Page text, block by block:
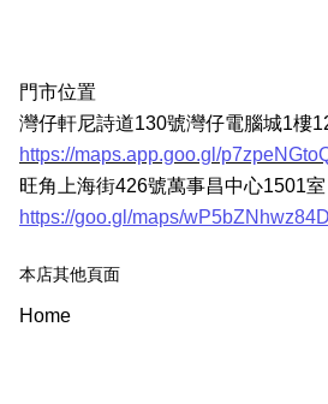
門市位置
灣仔軒尼詩道130號灣仔電腦城1樓
https://maps.app.goo.gl/
旺角上海街426號萬事昌中心1501室
https://goo.gl/maps/
本店其他頁面
Home